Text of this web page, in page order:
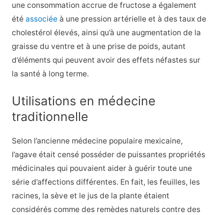
une consommation accrue de fructose a également
été associéeà une pression artérielle et à des taux de
cholestérol élevés, ainsi qu’à une augmentation de la
graisse du ventre et à une prise de poids, autant
d’éléments qui peuvent avoir des effets néfastes sur
la santé à long terme.
Utilisations en médecine
traditionnelle
Selon l’ancienne médecine populaire mexicaine,
l’agave était censé posséder de puissantes propriétés
médicinales qui pouvaient aider à guérir toute une
série d’affections différentes. En fait, les feuilles, les
racines, la sève et le jus de la plante étaient
considérés comme des remèdes naturels contre des